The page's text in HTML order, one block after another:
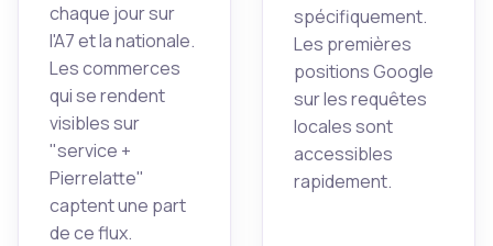
chaque jour sur
l'A7 et la nationale.
Les commerces
qui se rendent
visibles sur
"service +
Pierrelatte"
captent une part
de ce flux.
spécifiquement.
Les premières
positions Google
sur les requêtes
locales sont
accessibles
rapidement.